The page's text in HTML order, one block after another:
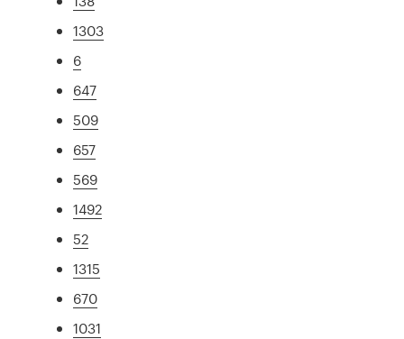
1303
6
647
509
657
569
1492
52
1315
670
1031